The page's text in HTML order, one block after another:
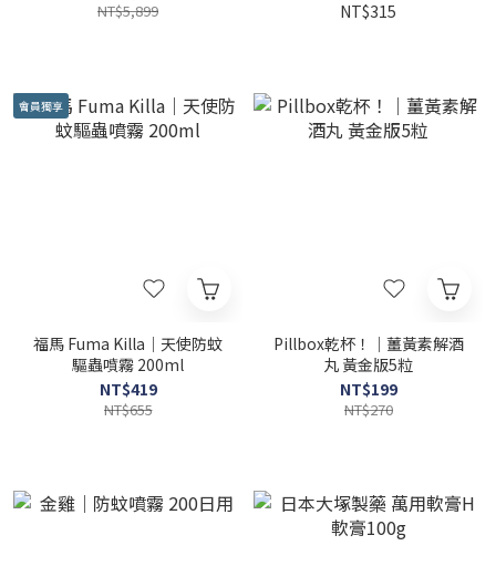
NT$5,899
NT$315
會員獨享
福馬 Fuma Killa｜天使防蚊
驅蟲噴霧 200ml
NT$419
NT$655
Pillbox乾杯！｜薑黃素解酒
丸 黃金版5粒
NT$199
NT$270